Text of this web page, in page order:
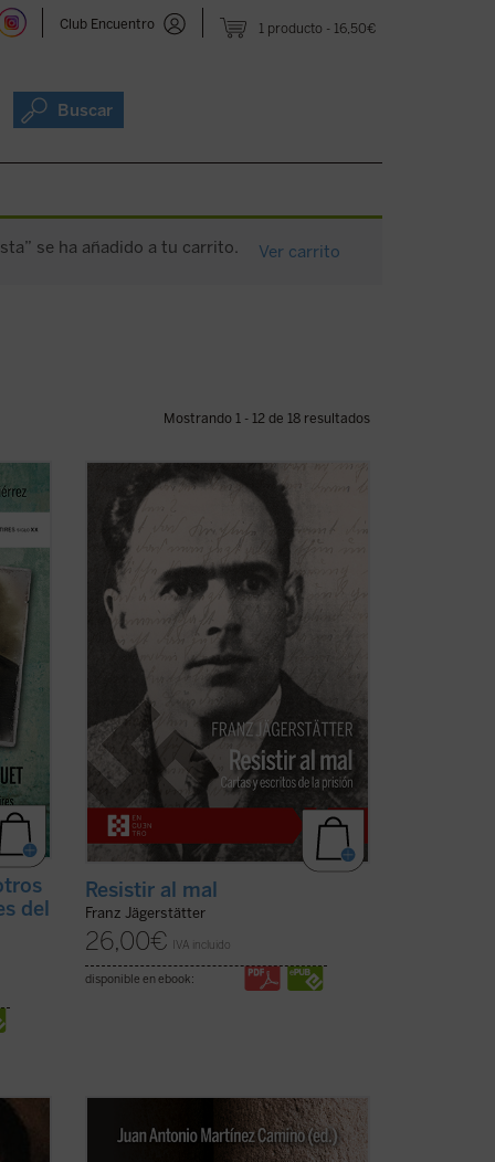
1 producto 16,50€
Club Encuentro
Buscar
se ha añadido a tu carrito. Ver carrito
Mostrando 1 - 12 de 18 resultados
del
de
del
Franz Jägerstätter, campesino austriaco,
casado, padre de tres niñas y ferviente
católico, fue ejecutado en 1943 por
negarse a servir en el ejército nazi. Se
publican aquí por primera vez en
castellano todos los escritos de
Jägerstätter ...
Resistir al mal
Franz Jägerstätter
26,00€ IVA incluido
disponible en ebook:
se
En este libro se ensaya una historia
hagiocéntrica de la Iglesia, pautada por